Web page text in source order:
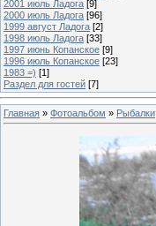
2001 июль Ладога [9]
2000 июль Ладога [96]
1999 август Ладога [2]
1998 июль Ладога [33]
1997 июнь Копанское [9]
1996 июль Копанское [23]
1983 =) [1]
Раздел для гостей [7]
Главная » Фотоальбом » Рыбалки